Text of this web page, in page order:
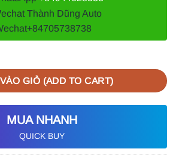
+84705738738
HẬU XE CHEVROLET SPARK 2012 |
GIỎ (ADD TO CART)
MUA NHANH
QUICK BUY